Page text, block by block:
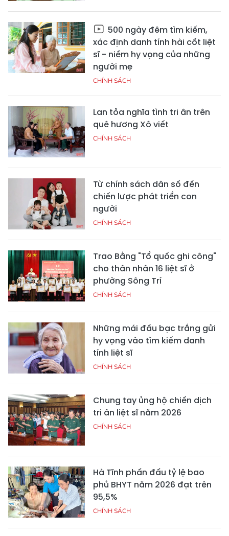
500 ngày đêm tìm kiếm,
xác định danh tính hài cốt liệt
sĩ - niềm hy vọng của những
người mẹ
CHÍNH SÁCH
Lan tỏa nghĩa tình tri ân trên
quê hương Xô viết
CHÍNH SÁCH
Từ chính sách dân số đến
chiến lược phát triển con
người
CHÍNH SÁCH
Trao Bằng "Tổ quốc ghi công"
cho thân nhân 16 liệt sĩ ở
phường Sông Trí
CHÍNH SÁCH
Những mái đầu bạc trắng gửi
hy vọng vào tìm kiếm danh
tính liệt sĩ
CHÍNH SÁCH
Chung tay ủng hộ chiến dịch
tri ân liệt sĩ năm 2026
CHÍNH SÁCH
Hà Tĩnh phấn đấu tỷ lệ bao
phủ BHYT năm 2026 đạt trên
95,5%
CHÍNH SÁCH